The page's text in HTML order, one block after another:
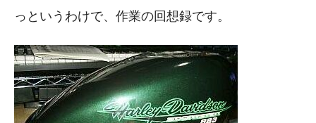
っというわけで、作業の回想録です。